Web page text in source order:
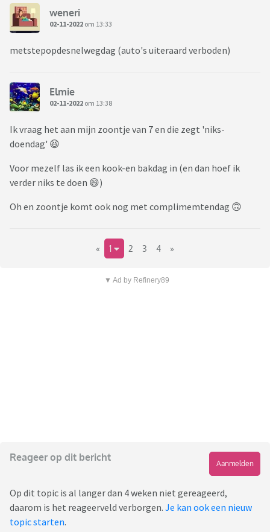
weneri
02-11-2022 om 13:33
metstepopdesnelwegdag (auto's uiteraard verboden)
Elmie
02-11-2022 om 13:38
Ik vraag het aan mijn zoontje van 7 en die zegt 'niks-
doendag' 😆
Voor mezelf las ik een kook-en bakdag in (en dan hoef ik
verder niks te doen 😄)
Oh en zoontje komt ook nog met complimemtendag 🙃
« 1 2 3 4 »
▼ Ad by Refinery89
Reageer op dit bericht
Aanmelden
Op dit topic is al langer dan 4 weken niet gereageerd,
daarom is het reageerveld verborgen. Je kan ook een nieuw
topic starten.